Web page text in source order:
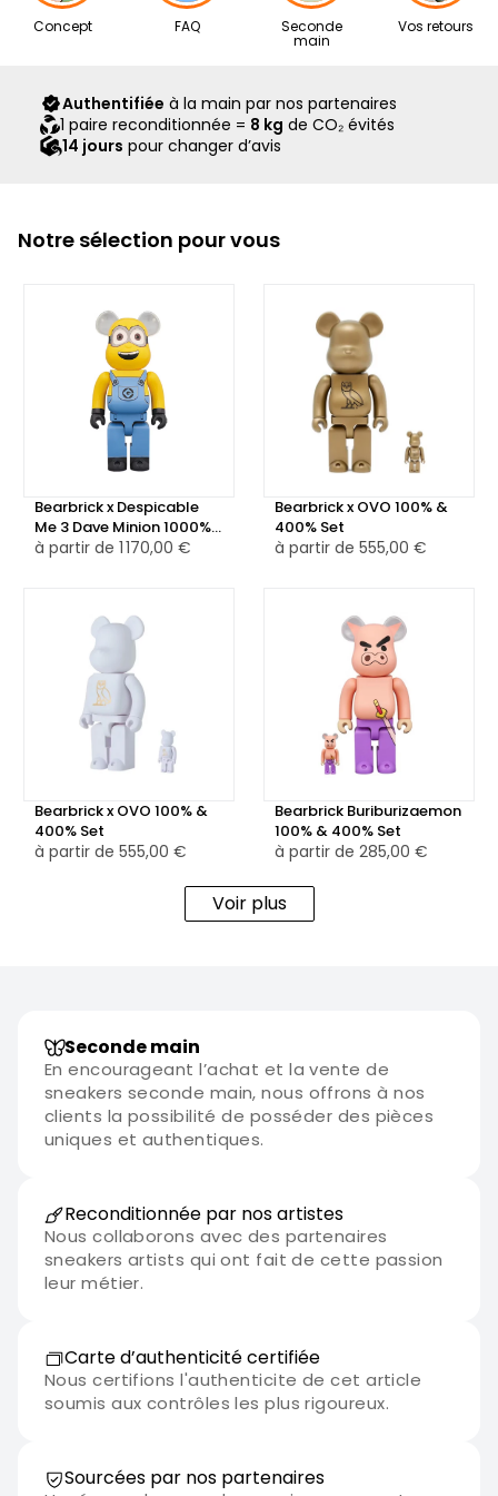
revendeurs partenaires, sélectionnés avec soin pour leur
scellé Second Step attestant qu’ils ont été contrôlés et
expédiés par notre équipe.
Concept FAQ Seconde
main
Vos retours
Authentifiée à la main par nos partenaires
1 paire reconditionnée = 8 kg de CO₂ évités
14 jours pour changer d’avis
Notre sélection pour vous
Bearbrick x Despicable
Me 3 Dave Minion 1000%
Multi
à partir de 1 170,00 €
Bearbrick x OVO 100% &
400% Set
à partir de 555,00 €
Bearbrick x OVO 100% &
400% Set
à partir de 555,00 €
Bearbrick Buriburizaemon
100% & 400% Set
à partir de 285,00 €
Voir plus
Seconde main
En encourageant l’achat et la vente de
sneakers seconde main, nous offrons à nos
clients la possibilité de posséder des pièces
uniques et authentiques.
Reconditionnée par nos artistes
Nous collaborons avec des partenaires
sneakers artists qui ont fait de cette passion
leur métier.
Carte d’authenticité certifiée
Nous certifions l'authenticite de cet article
soumis aux contrôles les plus rigoureux.
Sourcées par nos partenaires